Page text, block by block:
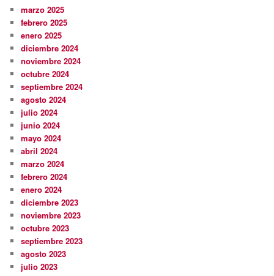
marzo 2025
febrero 2025
enero 2025
diciembre 2024
noviembre 2024
octubre 2024
septiembre 2024
agosto 2024
julio 2024
junio 2024
mayo 2024
abril 2024
marzo 2024
febrero 2024
enero 2024
diciembre 2023
noviembre 2023
octubre 2023
septiembre 2023
agosto 2023
julio 2023